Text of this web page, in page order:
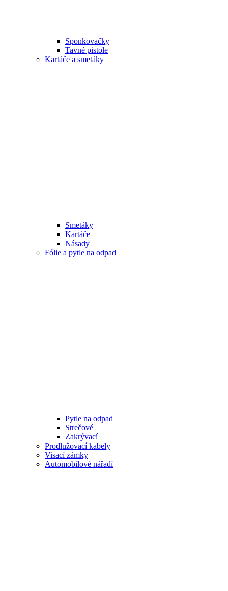
Sponkovačky
Tavné pistole
Kartáče a smetáky
Smetáky
Kartáče
Násady
Fólie a pytle na odpad
Pytle na odpad
Strečové
Zakrývací
Prodlužovací kabely
Visací zámky
Automobilové nářadí